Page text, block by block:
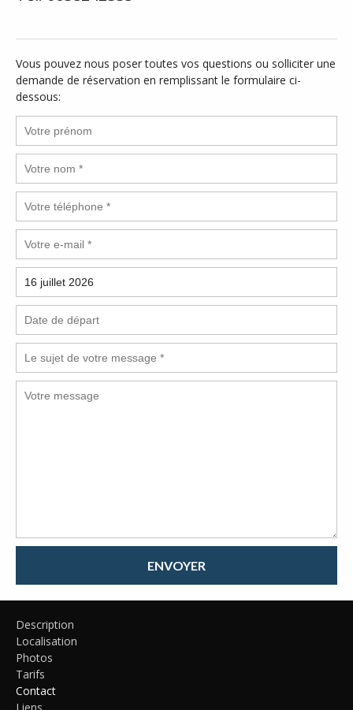
Vous pouvez nous poser toutes vos questions ou solliciter une
demande de réservation en remplissant le formulaire ci-
dessous:
ENVOYER
Description
Localisation
Photos
Tarifs
Contact